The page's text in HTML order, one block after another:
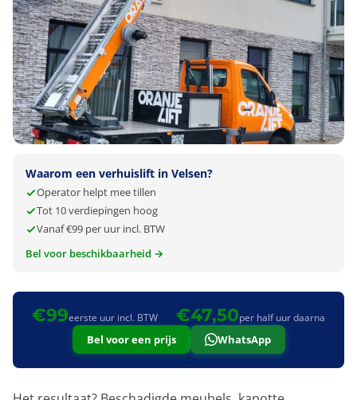
Waarom een verhuislift in Velsen?
Operator helpt mee tillen
Tot 10 verdiepingen hoog
Vanaf €99 per uur incl. BTW
Bel voor beschikbaarheid →
€99eerste uur incl. BTW €47,50per half uur daarna
Bel voor een prijs WhatsApp